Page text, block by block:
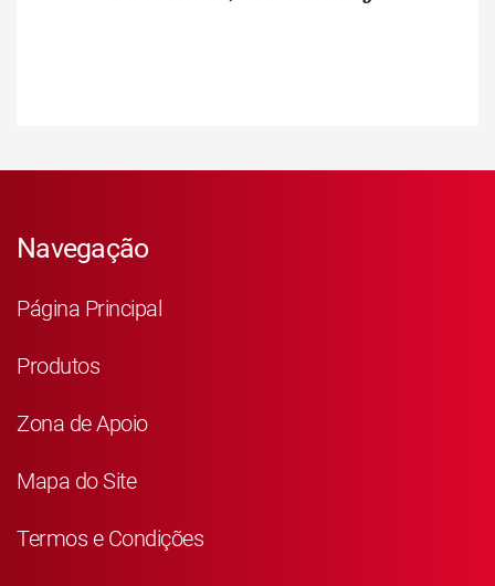
Navegação
Página Principal
Produtos
Zona de Apoio
Mapa do Site
Termos e Condições